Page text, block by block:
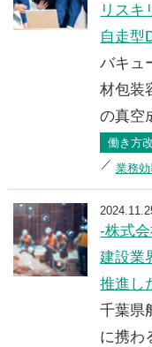
リスキ
自走型
バキュ
材包装
の真空
働き方
業務
-株式
建設業
推進し
千葉県
に携わ